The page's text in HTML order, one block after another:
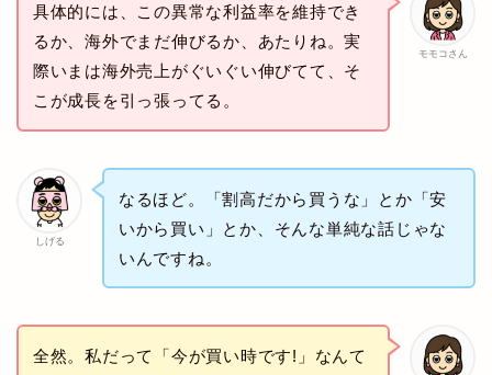
モモコさん
具体的には、この異常な利益率を維持でき
るか、海外でまだ伸びるか、あたりね。実
際いまは海外売上がぐいぐい伸びてて、そ
こが成長を引っ張ってる。
しげる
なるほど。「割高だから買うな」とか「安
いから買い」とか、そんな単純な話じゃな
いんですね。
全然。私だって「今が買い時です!」なんて